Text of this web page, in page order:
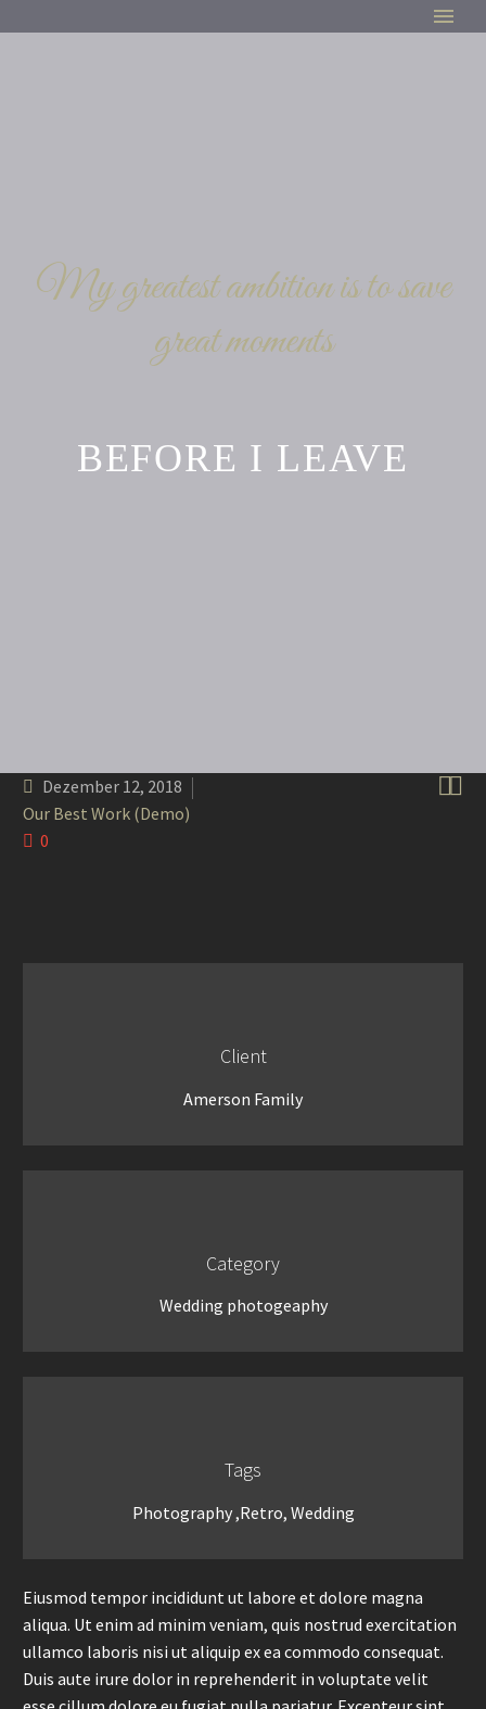
My greatest ambition is to save
great moments
BEFORE I LEAVE

Dezember 12, 2018
Our Best Work (Demo)
0
Client
Amerson Family
Category
Wedding photogeaphy
Tags
Photography ,Retro, Wedding
Eiusmod tempor incididunt ut labore et dolore magna
aliqua. Ut enim ad minim veniam, quis nostrud exercitation
ullamco laboris nisi ut aliquip ex ea commodo consequat.
Duis aute irure dolor in reprehenderit in voluptate velit